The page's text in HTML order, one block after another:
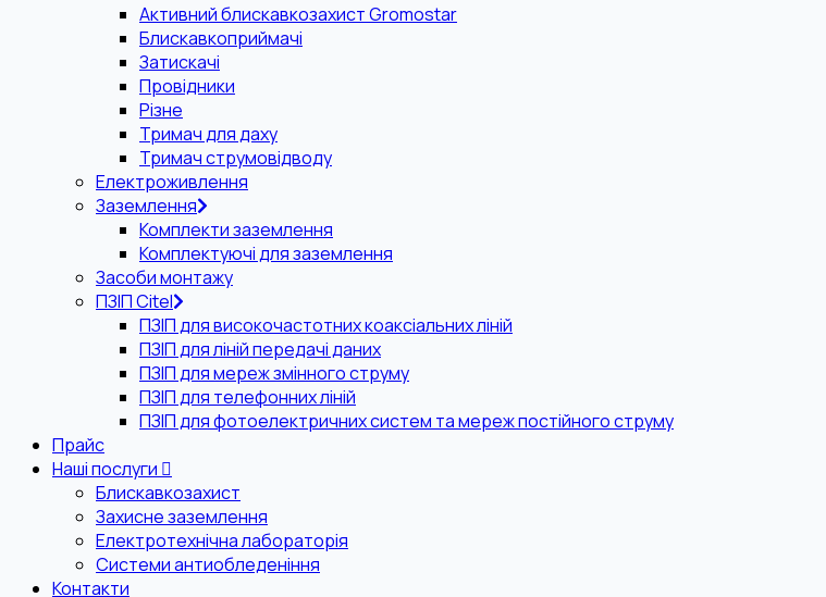
Активний блискавкозахист Gromostar
Блискавкоприймачі
Затискачі
Провідники
Різне
Тримач для даху
Тримач струмовідводу
Електроживлення
Заземлення
Комплекти заземлення
Комплектуючі для заземлення
Засоби монтажу
ПЗІП Citel
ПЗІП для високочастотних коаксіальних ліній
ПЗІП для ліній передачі даних
ПЗІП для мереж змінного струму
ПЗІП для телефонних ліній
ПЗІП для фотоелектричних систем та мереж постійного струму
Прайс
Наші послуги
Блискавкозахист
Захисне заземлення
Електротехнічна лабораторія
Системи антиобледеніння
Контакти